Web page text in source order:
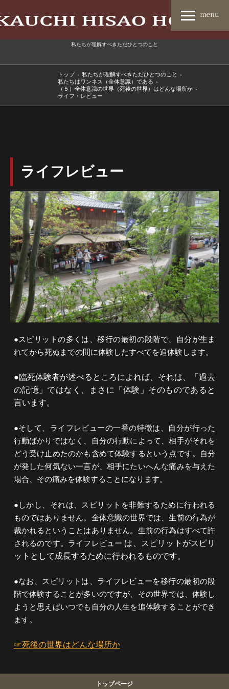
私たちが理解すべきただひとつのこと
トップ › 私たちが理解すべきただひとつのこと
›
私たちはワンネス（全体意識）である ›
（５）全体意識の世界（死後の世界）はどんな場所か ›
ライフ・レビュー
ライフレビュー
●スピリットの多くは、移行の最初の段階で、自分が生ま
れてから死ぬまでの間に体験したすべてを追体験します。
●臨死体験者が述べるところによれば、それは、「過去
の記憶」ではなく、まさに「体験」そのものであると
言います。
●そして、ライフレビューの一番の特徴は、自分が行った
行動ばかりではなく、自分の行動によって、相手がそれを
どう受け止めたのかも含めて体験するという点です。自分
が発した何気ない一言が、相手にたいへんな痛みを与えた
場合、その痛みを体験することになります。
●しかし、それは、スピリットを非難するために行われる
ものではありません。全体意識の世界では、生前の行為が
裁かれるということはありません。生前の行為はすべて許
されるのです。ライフレビュー は、スピリットがスピリ
ットとして成長するために行われるものです。
●なお、スピリットは、ライフレビューを移行の最初の段
階で体験することが多いのですが、その世界では、体験し
ようと思えばいつでも自分の人生を追体験することができ
ます。
☞死後の世界はどんな場所か
トップページ